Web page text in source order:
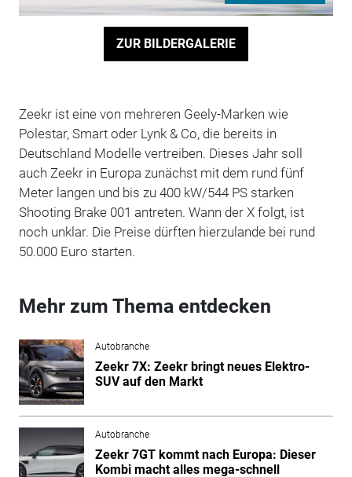
ZUR BILDERGALERIE
Zeekr ist eine von mehreren Geely-Marken wie
Polestar, Smart oder Lynk & Co, die bereits in
Deutschland Modelle vertreiben. Dieses Jahr soll
auch Zeekr in Europa zunächst mit dem rund fünf
Meter langen und bis zu 400 kW/544 PS starken
Shooting Brake 001 antreten. Wann der X folgt, ist
noch unklar. Die Preise dürften hierzulande bei rund
50.000 Euro starten.
Mehr zum Thema entdecken
Autobranche
Zeekr 7X: Zeekr bringt neues Elektro-
SUV auf den Markt
Autobranche
Zeekr 7GT kommt nach Europa: Dieser
Kombi macht alles mega-schnell